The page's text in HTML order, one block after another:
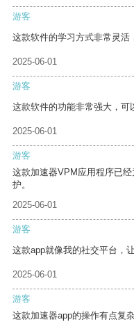
游客
这款软件的学习方式非常灵活
2025-06-01
游客
这款软件的功能非常强大，可
2025-06-01
游客
这款加速器VPM应用程序已
护。
2025-06-01
游客
这款app就像我的社交平台，
2025-06-01
游客
这款加速器app的操作有点复